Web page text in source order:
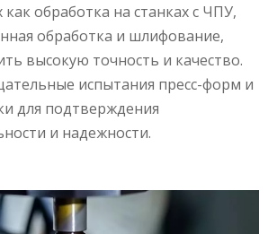
обработка на станках с ЧПУ,
обработка и шлифование,
высокую точность и качество.
испытания пресс-форм и
для подтверждения
и надежности.